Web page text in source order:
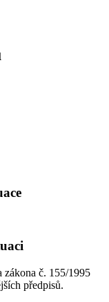
č. 155/1995
předpisů.